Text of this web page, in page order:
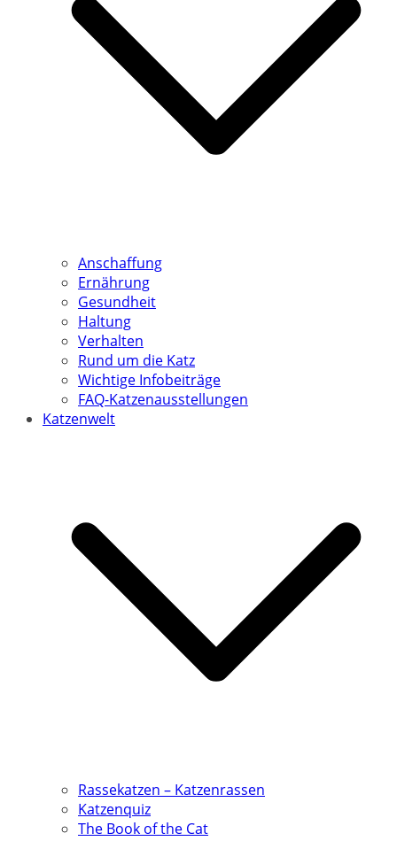
Anschaffung
Ernährung
Gesundheit
Haltung
Verhalten
Rund um die Katz
Wichtige Infobeiträge
FAQ-Katzenausstellungen
Katzenwelt
Rassekatzen – Katzenrassen
Katzenquiz
The Book of the Cat